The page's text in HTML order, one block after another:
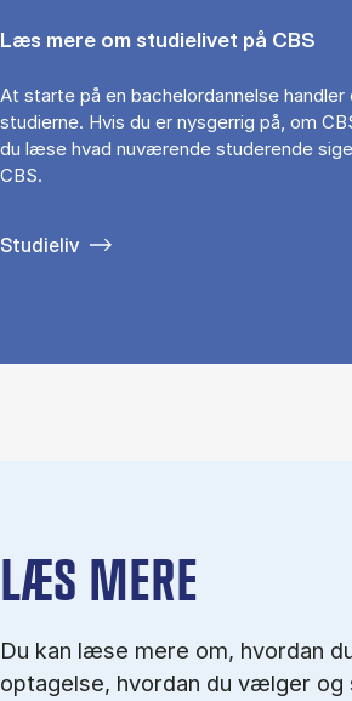
Læs mere om studielivet på CBS
At starte på en bachelordannelse handler
studierne. Hvis du er nysgerrig på, om
du læse hvad nuværende studerende
CBS.
Studieliv
LÆS MERE
Du kan læse mere om, hvordan
optagelse, hvordan du vælger og